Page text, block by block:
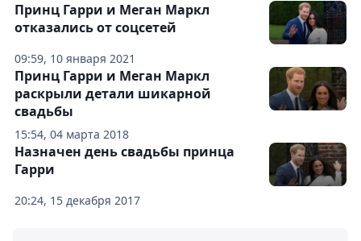
09:59, 10 января 2021
Принц Гарри и Меган Маркл
отказались от соцсетей
15:54, 04 марта 2018
Принц Гарри и Меган Маркл
раскрыли детали шикарной
свадьбы
20:24, 15 декабря 2017
Назначен день свадьбы принца
Гарри